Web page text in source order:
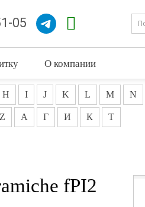
05
О компании
H I J K L M N
Z А Г И К Т
fPI2